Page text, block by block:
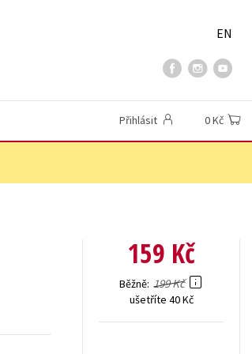
EN
Přihlásit 0 Kč
159 Kč
Běžně 199 Kč
ušetříte 40 Kč